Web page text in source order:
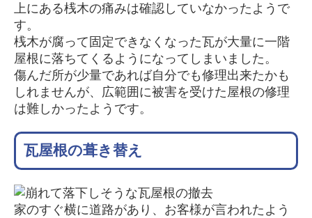
上にある桟木の痛みは確認していなかったようで
す。
桟木が腐って固定できなくなった瓦が大量に一階
屋根に落ちてくるようになってしまいました。
傷んだ所が少量であれば自分でも修理出来たかも
しれませんが、広範囲に被害を受けた屋根の修理
は難しかったようです。
瓦屋根の葺き替え
家のすぐ横に道路があり、お客様が言われたよう